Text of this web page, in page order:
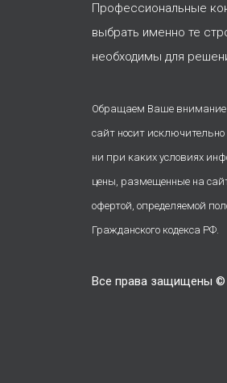
Профессиональные
выбрать именно те
необходимы для
Обращаем Ваше внимание
сайт носит
ни при каких условиях
цены, размещенные на
офертой, определяемой
Гражданского кодекса РФ.
Все права защищены ©